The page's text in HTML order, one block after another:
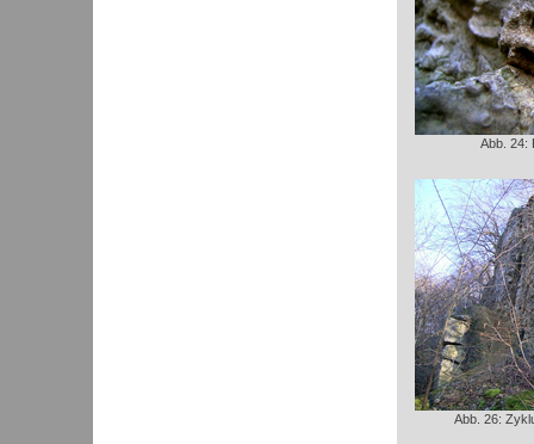
Abb. 24:
Abb. 26: